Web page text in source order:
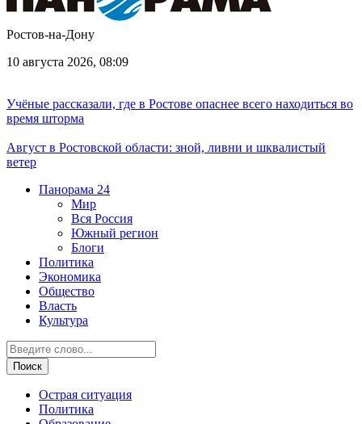
Ростов-на-Дону
10 августа 2026, 08:09
Учёные рассказали, где в Ростове опаснее всего находиться во
время шторма
Август в Ростовской области: зной, ливни и шквалистый
ветер
Панорама 24
Мир
Вся Россия
Южный регион
Блоги
Политика
Экономика
Общество
Власть
Культура
Острая ситуация
Политика